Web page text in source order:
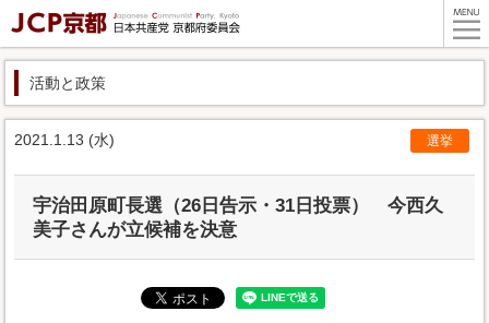
活動と政策
2021.1.13 (水) 選挙
宇治田原町長選（26日告示・31日投票） 今西久
美子さんが立候補を決意